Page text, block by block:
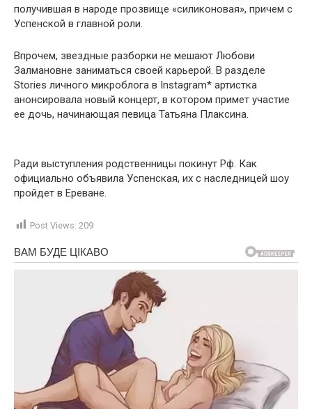
получившая в народе прозвище «силиконовая», причем с
Успенской в главной роли.
Впрочем, звездные разборки не мешают Любови
Залмановне заниматься своей карьерой. В разделе
Stories личного микроблога в Instagram* артистка
анонсировала новый концерт, в котором примет участие
ее дочь, начинающая певица Татьяна Плаксина.
Ради выступления родственницы покинут Рф. Как
официально объявила Успенская, их с наследницей шоу
пройдет в Ереване.
Post Views: 209